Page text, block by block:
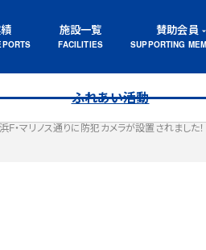
施設一覧 賛助会員
ふれあい活動
・マリノス通りに防犯カメラが設置されました！